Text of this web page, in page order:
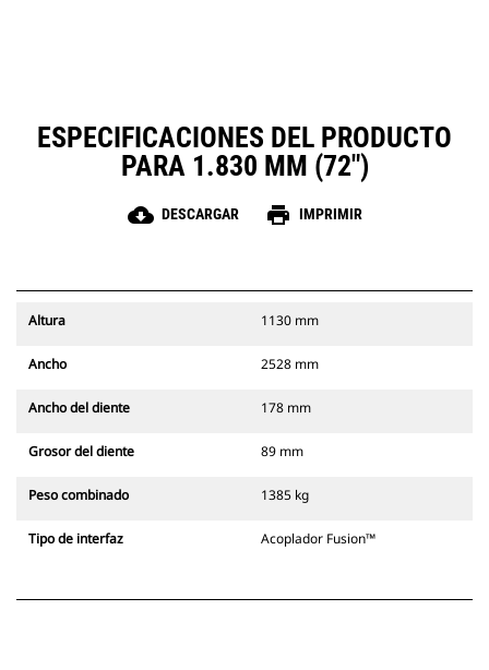
ESPECIFICACIONES DEL PRODUCTO
PARA 1.830 MM (72")
cloud_download DESCARGAR print IMPRIMIR
Altura 1130 mm
Ancho 2528 mm
Ancho del diente 178 mm
Grosor del diente 89 mm
Peso combinado 1385 kg
Tipo de interfaz Acoplador Fusion™